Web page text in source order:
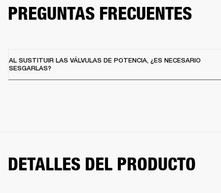
PREGUNTAS FRECUENTES
AL SUSTITUIR LAS VÁLVULAS DE POTENCIA, ¿ES NECESARIO
SESGARLAS?
DETALLES DEL PRODUCTO